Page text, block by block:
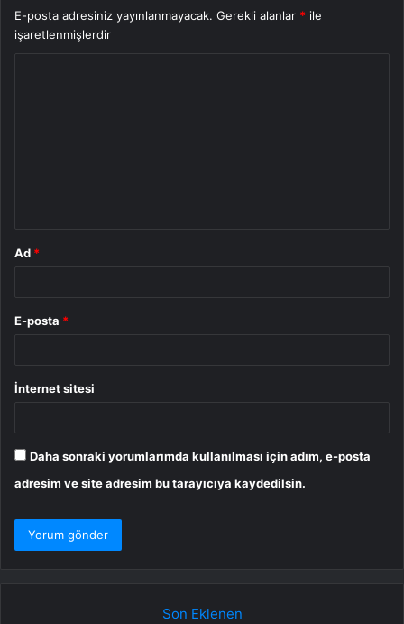
E-posta adresiniz yayınlanmayacak. Gerekli alanlar * ile
işaretlenmişlerdir
Ad *
E-posta *
İnternet sitesi
Daha sonraki yorumlarımda kullanılması için adım, e-posta
adresim ve site adresim bu tarayıcıya kaydedilsin.
Son Eklenen